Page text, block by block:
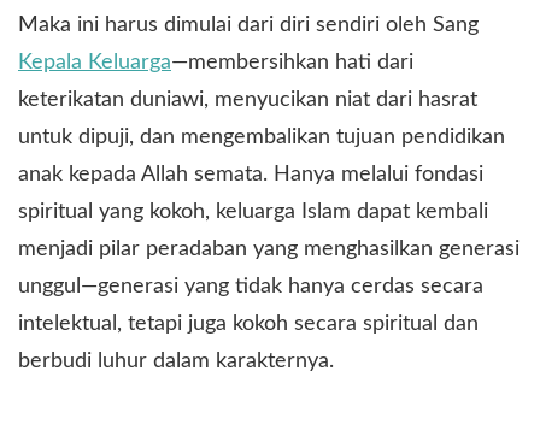
Maka ini harus dimulai dari diri sendiri oleh Sang
Kepala Keluarga—membersihkan hati dari
keterikatan duniawi, menyucikan niat dari hasrat
untuk dipuji, dan mengembalikan tujuan pendidikan
anak kepada Allah semata. Hanya melalui fondasi
spiritual yang kokoh, keluarga Islam dapat kembali
menjadi pilar peradaban yang menghasilkan generasi
unggul—generasi yang tidak hanya cerdas secara
intelektual, tetapi juga kokoh secara spiritual dan
berbudi luhur dalam karakternya.